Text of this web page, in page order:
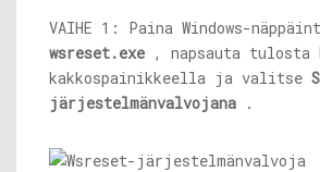
VAIHE 1: Paina Windows-
wsreset.exe , napsauta tulosta
kakkospainikkeella ja valitse
järjestelmänvalvojana .